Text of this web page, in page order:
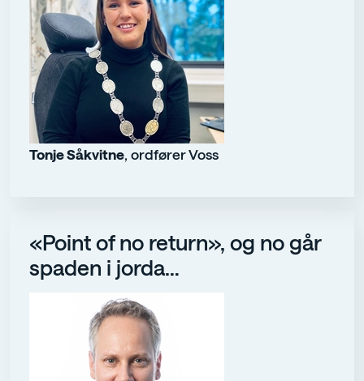
Tonje Såkvitne, ordfører Voss
«Point of no return», og no går
spaden i jorda…